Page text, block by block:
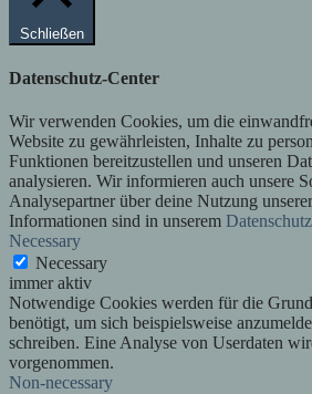
Schließen
Datenschutz-Center
Wir verwenden Cookies, um die
Website zu gewährleisten, Inhalte zu
Funktionen bereitzustellen und unseren
analysieren. Wir informieren auch unsere
Analysepartner über deine Nutzung
Informationen sind in unserem Datenschutz
Necessary
Necessary
immer aktiv
Notwendige Cookies werden für die
benötigt, um sich beispielsweise
schreiben. Eine Analyse von Userdaten
vorgenommen.
Non-necessary